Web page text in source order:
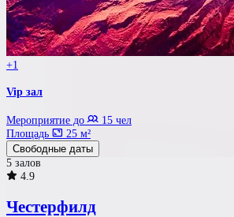
+1
Vip зал
Мероприятие до
15 чел
Площадь
25 м²
Свободные даты
5 залов
4.9
Честерфилд